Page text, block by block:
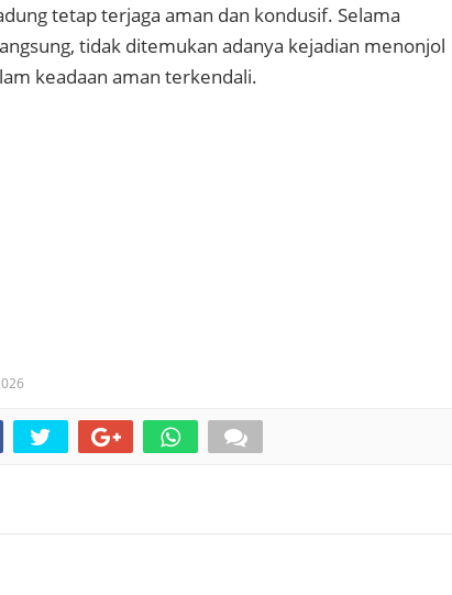
tetap terjaga aman dan kondusif. Selama
tidak ditemukan adanya kejadian menonjol
keadaan aman terkendali.